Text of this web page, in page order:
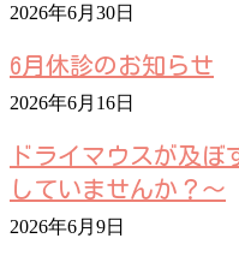
2026年6月30日
6月休診のお知らせ
2026年6月16日
ドライマウスが及
していませんか？～
2026年6月9日